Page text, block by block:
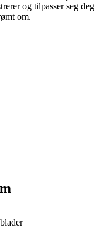
og tilpasser seg deg
om.